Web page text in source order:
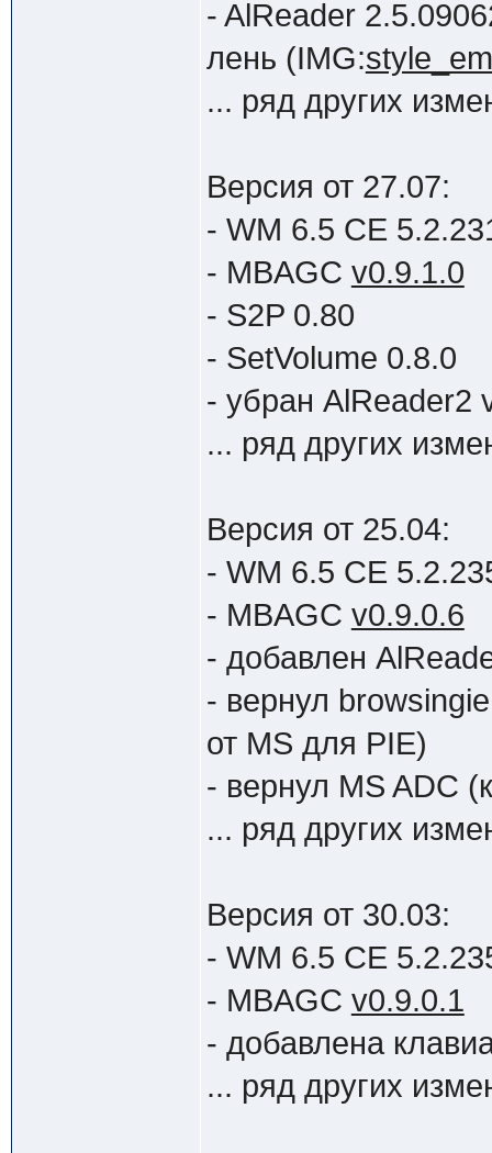
- AlReader
лень (IMG:
... ряд других
Версия от 27.07:
- WM 6.5 CE
- MBAGC v0.9.1.0
- S2P 0.80
- SetVolume 0.8.0
- убран AlReader2
... ряд других
Версия от 25.04:
- WM 6.5 CE
- MBAGC v0.9.0.6
- добавлен
- вернул
от MS для PIE)
- вернул MS ADC
... ряд других
Версия от 30.03:
- WM 6.5 CE
- MBAGC v0.9.0.1
- добавлена
... ряд других